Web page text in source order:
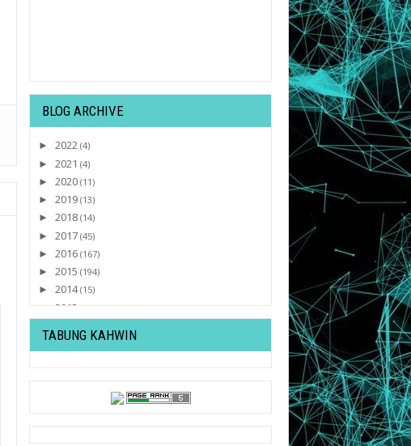
BLOG ARCHIVE
► 2022 (4)
► 2021 (4)
► 2020 (11)
► 2019 (13)
► 2018 (14)
► 2017 (45)
► 2016 (167)
► 2015 (194)
► 2014(15)
2013
▼2011(569)
(77)
TABUNG KAHWIN